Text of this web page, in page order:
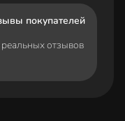
покупателей
отзывов